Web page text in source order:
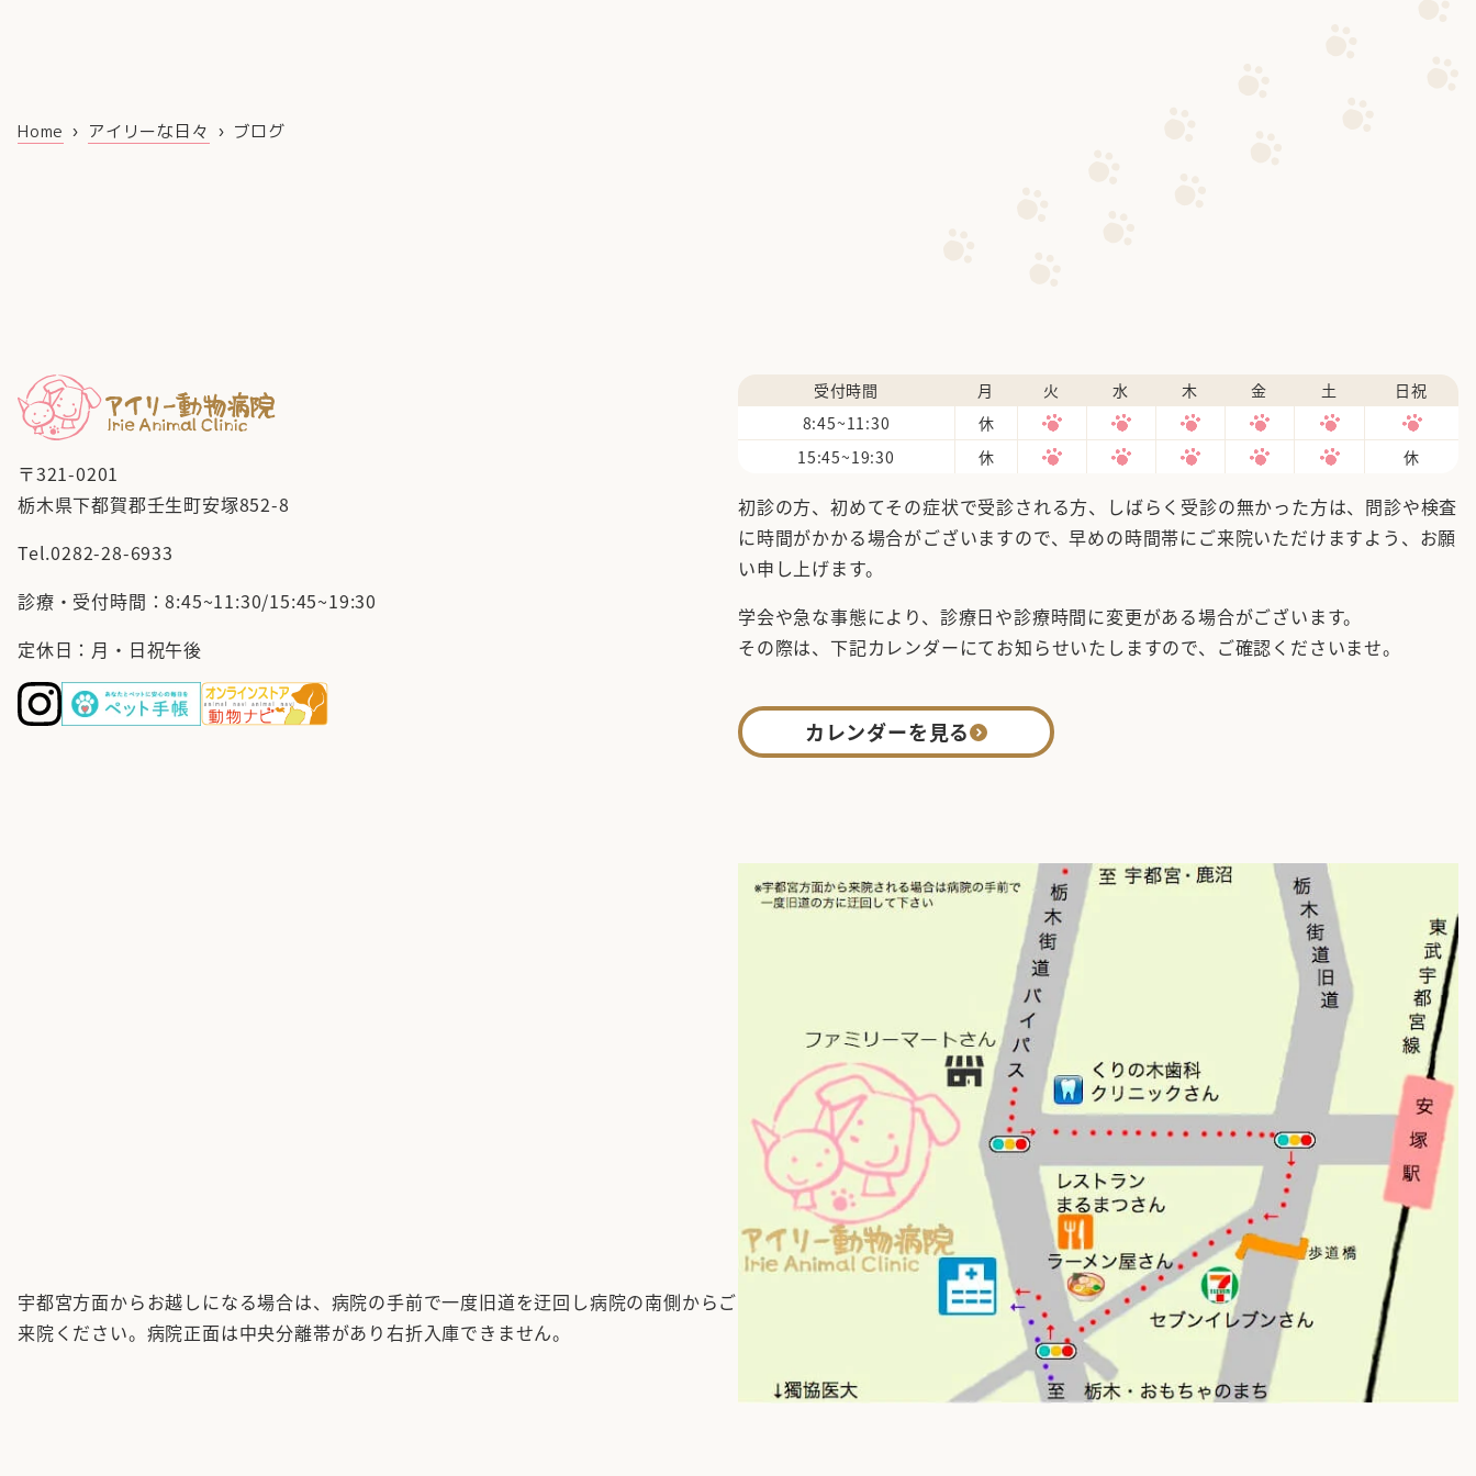
Home アイリーな日々 ブログ
〒321-0201
栃木県下都賀郡壬生町安塚852-8
Tel.0282-28-6933
診療・受付時間：8:45~11:30/15:45~19:30
定休日：月・日祝午後
受付時間 月 火 水 木 金 土
日祝
8:45~11:30
休
15:45~19:30
休 休
初診の方、初めてその症状で受診される方、しばらく受診の無かった方は、問診や検査
に時間がかかる場合がございますので、早めの時間帯にご来院いただけますよう、お願
い申し上げます。
学会や急な事態により、診療日や診療時間に変更がある場合がございます。
その際は、下記カレンダーにてお知らせいたしますので、ご確認くださいませ。
カレンダーを見る
宇都宮方面からお越しになる場合は、病院の手前で一度旧道を迂回し病院の南側からご
来院ください。病院正面は中央分離帯があり右折入庫できません。